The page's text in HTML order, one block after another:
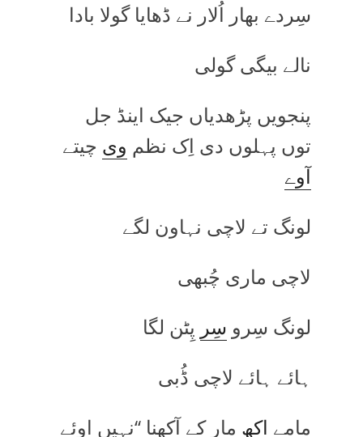
سِردے بھار اُلار نے ڈھایا گولا بادا
نالے بیگی گولی
پنجویں پڑھدیاں جیک اینڈ جل
توں پہلوں دی اِک نظم وی چیتے
آوے
لونگ تے لاچی نہاون لگے
لاچی ماری چُبھی
لونگ سِرو سِر پِٹن لگا
ہائے ہائے لاچی ڈُبی
مامے اکھ مار کے آکھنا ‘‘نہیں اوئے